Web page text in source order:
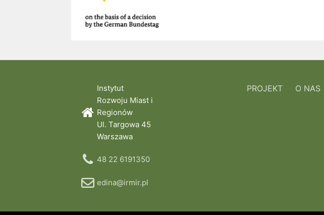
Instytut
Rozwoju Miast i
Regionów
Ul. Targowa 45
Warszawa
48 22 6191350
edina@irmir.pl
PROJEKT O NAS